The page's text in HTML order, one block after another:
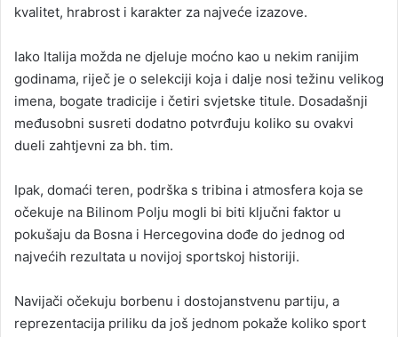
kvalitet, hrabrost i karakter za najveće izazove.
Iako Italija možda ne djeluje moćno kao u nekim ranijim
godinama, riječ je o selekciji koja i dalje nosi težinu velikog
imena, bogate tradicije i četiri svjetske titule. Dosadašnji
međusobni susreti dodatno potvrđuju koliko su ovakvi
dueli zahtjevni za bh. tim.
Ipak, domaći teren, podrška s tribina i atmosfera koja se
očekuje na Bilinom Polju mogli bi biti ključni faktor u
pokušaju da Bosna i Hercegovina dođe do jednog od
najvećih rezultata u novijoj sportskoj historiji.
Navijači očekuju borbenu i dostojanstvenu partiju, a
reprezentacija priliku da još jednom pokaže koliko sport